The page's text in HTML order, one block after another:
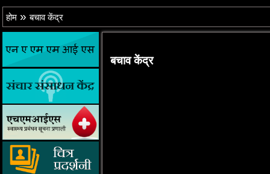
होम »बचाव केंद्र
बचाव केंद्र